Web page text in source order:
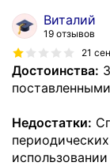
Виталий
19 отзывов
21
Достоинства:
Недостатки: